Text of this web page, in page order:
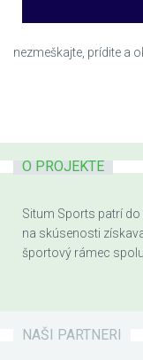
nezmeškajte, prídite a
O PROJEKTE
Situm Sports patrí
na skúsenosti
športový rámec
NAŠI PARTNERI